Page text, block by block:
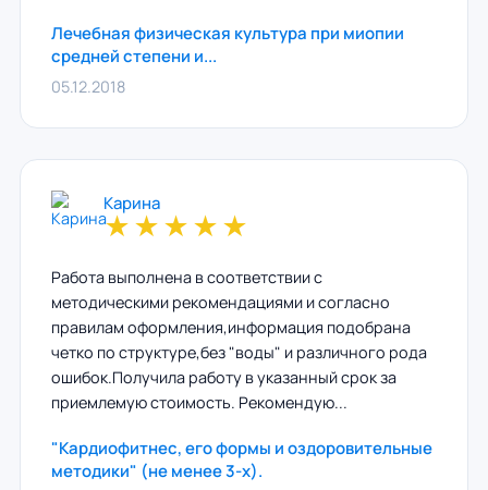
Лечебная физическая культура при миопии
средней степени и...
05.12.2018
Карина
★★★★★
Работа выполнена в соответствии с
методическими рекомендациями и согласно
правилам оформления,информация подобрана
четко по структуре,без "воды" и различного рода
ошибок.Получила работу в указанный срок за
приемлемую стоимость. Рекомендую...
"Кардиофитнес, его формы и оздоровительные
методики" (не менее 3-х).